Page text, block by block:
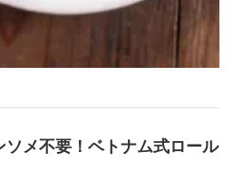
メ不要！ベトナム式ロール